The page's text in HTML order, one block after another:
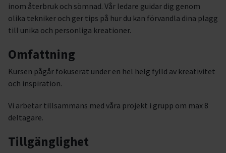
inom återbruk och sömnad. Vår ledare guidar dig genom
olika tekniker och ger tips på hur du kan förvandla dina plagg
till unika och personliga kreationer.
Omfattning
Kursen pågår fokuserat under en hel helg fylld av kreativitet
och inspiration.
Vi arbetar tillsammans med våra projekt i grupp om max 8
deltagare.
Tillgänglighet